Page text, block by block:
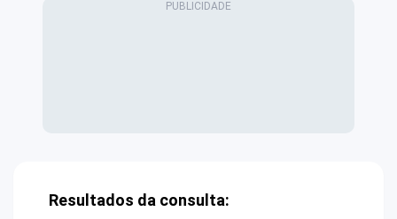
Resultados da consulta: